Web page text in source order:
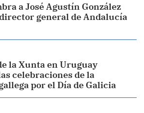
a José Agustín González
general de Andalucía
la Xunta en Uruguay
celebraciones de la
por el Día de Galicia